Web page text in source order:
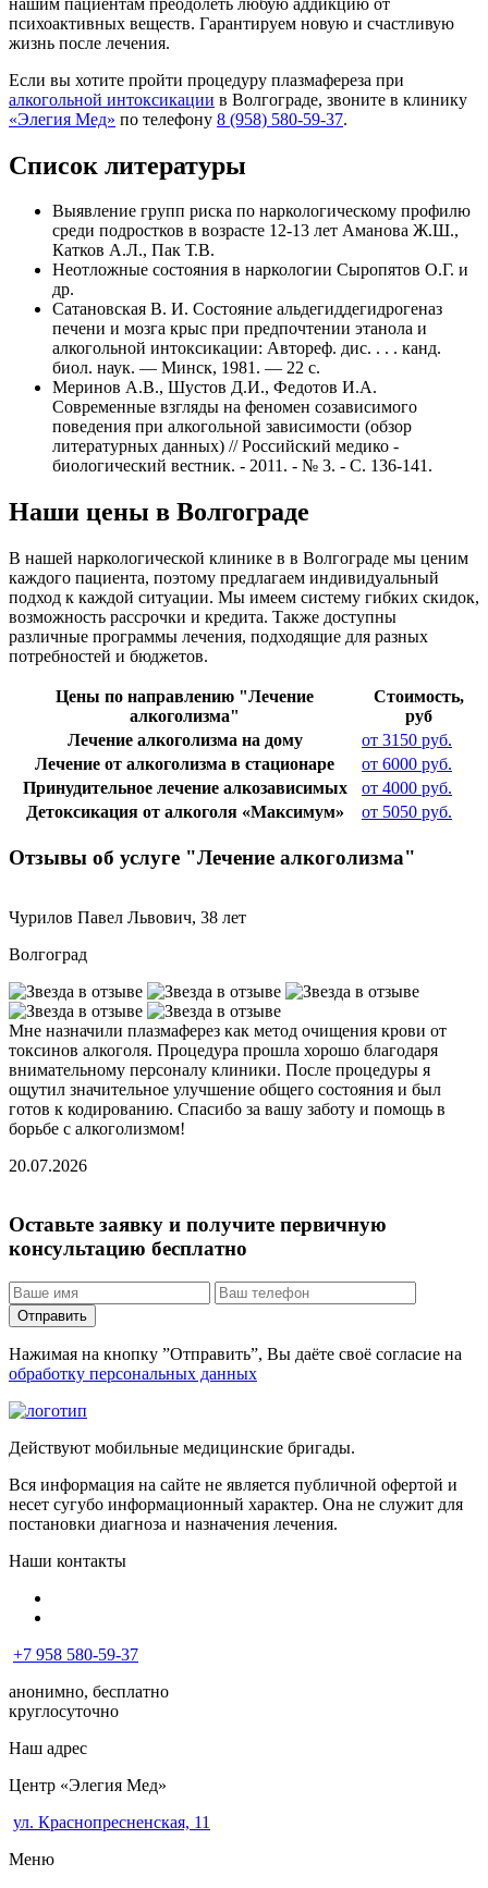
психоактивных веществ. Гарантируем новую и счастливую
жизнь после лечения.
Если вы хотите пройти процедуру плазмафереза при
алкогольной интоксикации в Волгограде, звоните в клинику
«Элегия Мед» по телефону 8 (958) 580-59-37.
Список литературы
Выявление групп риска по наркологическому профилю
среди подростков в возрасте 12-13 лет Аманова Ж.Ш.,
Катков А.Л., Пак Т.В.
Неотложные состояния в наркологии Сыропятов О.Г. и
др.
Сатановская В. И. Состояние альдегиддегидрогеназ
печени и мозга крыс при предпочтении этанола и
алкогольной интоксикации: Автореф. дис. . . . канд.
биол. наук. — Минск, 1981. — 22 с.
Меринов А.В., Шустов Д.И., Федотов И.А.
Современные взгляды на феномен созависимого
поведения при алкогольной зависимости (обзор
литературных данных) // Российский медико -
биологический вестник. - 2011. - № 3. - С. 136-141.
Наши цены в Волгограде
В нашей наркологической клинике в в Волгограде мы ценим
каждого пациента, поэтому предлагаем индивидуальный
подход к каждой ситуации. Мы имеем систему гибких скидок,
возможность рассрочки и кредита. Также доступны
различные программы лечения, подходящие для разных
потребностей и бюджетов.
Цены по направлению "Лечение
алкоголизма"
Стоимость,
руб
Лечение алкоголизма на дому
от 3150 руб.
Лечение от алкоголизма в стационаре
от 6000 руб.
Принудительное лечение алкозависимых
от 4000 руб.
Детоксикация от алкоголя «Максимум»
от 5050 руб.
Отзывы об услуге "Лечение алкоголизма"
Чурилов Павел Львович, 38 лет
Волгоград
Мне назначили плазмаферез как метод очищения крови от
токсинов алкоголя. Процедура прошла хорошо благодаря
внимательному персоналу клиники. После процедуры я
ощутил значительное улучшение общего состояния и был
готов к кодированию. Спасибо за вашу заботу и помощь в
борьбе с алкоголизмом!
20.07.2026
Оставьте заявку и получите первичную
консультацию бесплатно
Отправить
Нажимая на кнопку ”Отправить”, Вы даёте своё согласие на
обработку персональных данных
Действуют мобильные медицинские бригады.
Вся информация на сайте не является публичной офертой и
несет сугубо информационный характер. Она не служит для
постановки диагноза и назначения лечения.
Наши контакты
+7 958 580-59-37
анонимно, бесплатно
круглосуточно
Наш адрес
Центр «Элегия Мед»
ул. Краснопресненская, 11
Меню